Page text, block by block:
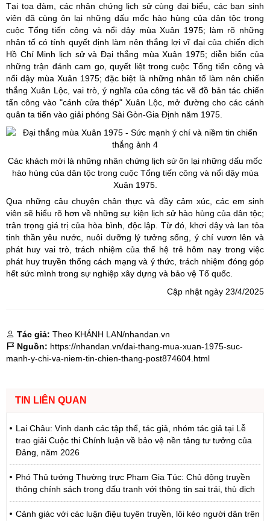
Tại tọa đàm, các nhân chứng lịch sử cùng đại biểu, các bạn sinh
viên đã cùng ôn lại những dấu mốc hào hùng của dân tộc trong
cuộc Tổng tiến công và nổi dậy mùa Xuân 1975; làm rõ những
nhân tố có tính quyết định làm nên thắng lợi vĩ đại của chiến dịch
Hồ Chí Minh lịch sử và Đại thắng mùa Xuân 1975; diễn biến của
những trận đánh cam go, quyết liệt trong cuộc Tổng tiến công và
nổi dậy mùa Xuân 1975; đặc biệt là những nhân tố làm nên chiến
thắng Xuân Lộc, vai trò, ý nghĩa của công tác vẽ đồ bản tác chiến
tấn công vào "cánh cửa thép" Xuân Lộc, mở đường cho các cánh
quân ta tiến vào giải phóng Sài Gòn-Gia Định năm 1975.
Các khách mời là những nhân chứng lịch sử ôn lại những dấu mốc
hào hùng của dân tộc trong cuộc Tổng tiến công và nổi dậy mùa
Xuân 1975.
Qua những câu chuyện chân thực và đầy cảm xúc, các em sinh
viên sẽ hiểu rõ hơn về những sự kiện lịch sử hào hùng của dân tộc;
trân trọng giá trị của hòa bình, độc lập. Từ đó, khơi dậy và lan tỏa
tinh thần yêu nước, nuôi dưỡng lý tưởng sống, ý chí vươn lên và
phát huy vai trò, trách nhiệm của thế hệ trẻ hôm nay trong việc
phát huy truyền thống cách mạng và ý thức, trách nhiệm đóng góp
hết sức mình trong sự nghiệp xây dựng và bảo vệ Tổ quốc.
Cập nhật ngày 23/4/2025
Tác giả: Theo KHÁNH LAN/nhandan.vn
Nguồn: https://nhandan.vn/dai-thang-mua-xuan-1975-suc-
manh-y-chi-va-niem-tin-chien-thang-post874604.html
TIN LIÊN QUAN
Lai Châu: Vinh danh các tập thể, tác giả, nhóm tác giả tại Lễ
trao giải Cuộc thi Chính luận về bảo vệ nền tảng tư tưởng của
Đảng, năm 2026
Phó Thủ tướng Thường trực Phạm Gia Túc: Chủ động truyền
thông chính sách trong đấu tranh với thông tin sai trái, thù địch
Cảnh giác với các luận điệu tuyên truyền, lôi kéo người dân trên